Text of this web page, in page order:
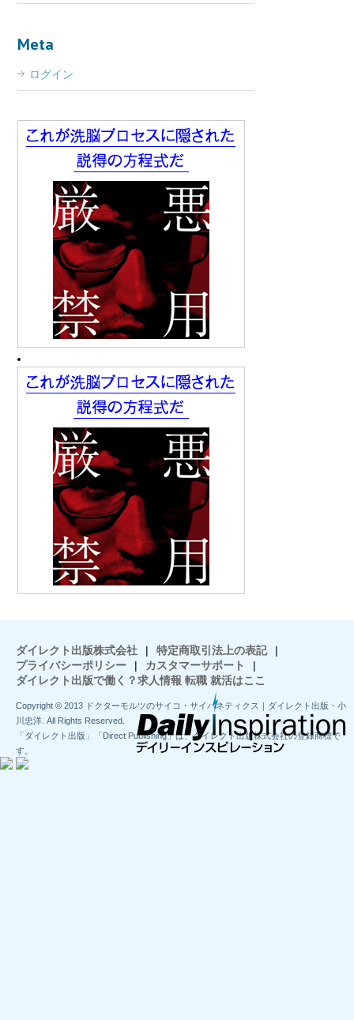
Meta
ログイン
ダイレクト出版株式会社 | 特定商取引法上の表記
|
プライバシーポリシー
| カスタマーサポート
|
ダイレクト出版で働く？求人情報 転職 就活はここ
Copyright © 2013 ドクターモルツのサイコ・サイバネティクス｜ダイレクト出版・小
川忠洋. All Rights Reserved.
「ダイレクト出版」「Direct Publishing」は、ダイレクト出版株式会社の登録商標で
す。